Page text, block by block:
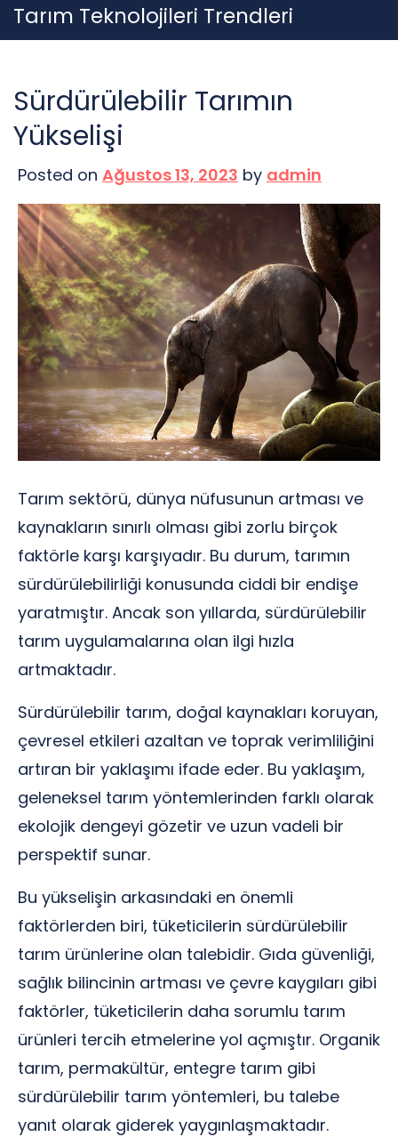
Skip
to
Tarım Teknolojileri Trendleri
Sürdürülebilir Tarımın
Yükselişi
Posted on Ağustos 13, 2023 by admin
Tarım sektörü, dünya nüfusunun artması ve
kaynakların sınırlı olması gibi zorlu birçok
faktörle karşı karşıyadır. Bu durum, tarımın
sürdürülebilirliği konusunda ciddi bir endişe
yaratmıştır. Ancak son yıllarda, sürdürülebilir
tarım uygulamalarına olan ilgi hızla
artmaktadır.
Sürdürülebilir tarım, doğal kaynakları koruyan,
çevresel etkileri azaltan ve toprak verimliliğini
artıran bir yaklaşımı ifade eder. Bu yaklaşım,
geleneksel tarım yöntemlerinden farklı olarak
ekolojik dengeyi gözetir ve uzun vadeli bir
perspektif sunar.
Bu yükselişin arkasındaki en önemli
faktörlerden biri, tüketicilerin sürdürülebilir
tarım ürünlerine olan talebidir. Gıda güvenliği,
sağlık bilincinin artması ve çevre kaygıları gibi
faktörler, tüketicilerin daha sorumlu tarım
ürünleri tercih etmelerine yol açmıştır. Organik
tarım, permakültür, entegre tarım gibi
sürdürülebilir tarım yöntemleri, bu talebe
yanıt olarak giderek yaygınlaşmaktadır.